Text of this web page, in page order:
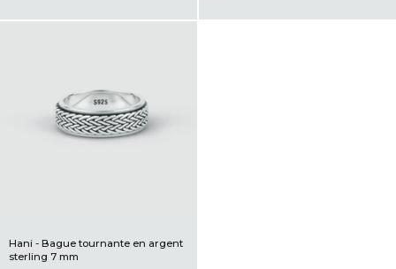
Hani - Bague tournante en argent
sterling 7 mm